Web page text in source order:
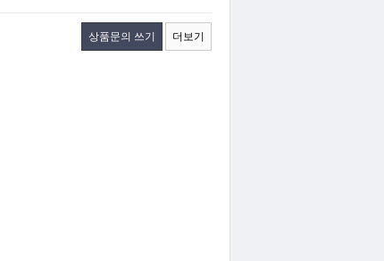
상품문의 쓰기 더보기